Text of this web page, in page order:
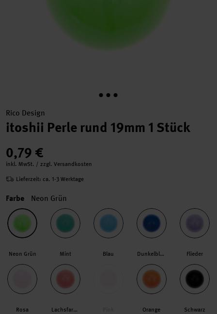
Rico Design
itoshii Perle rund 19mm 1 Stück
0,79 €
inkl. MwSt. / zzgl. Versandkosten
Lieferzeit: ca. 1-3 Werktage
Farbe Neon Grün
Neon Grün Mint Blau Dunkelblau Flieder
Rosa Lachsfarben Orange Schwarz